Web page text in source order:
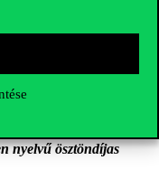
illetve több más
hozzájárulást kell
is fedezi, így a
nyelvű ösztöndíjas